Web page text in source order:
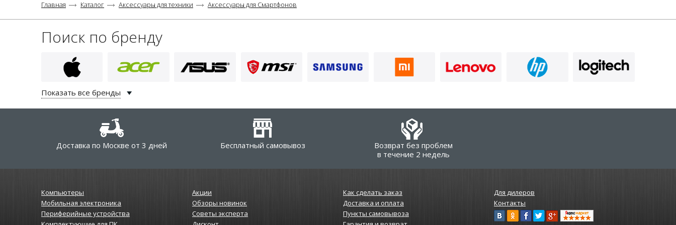
Главная Каталог Аксессуары для техники Аксессуары для Смартфонов
Поиск по бренду
Показать все бренды
Доставка по Москве от 3 дней Бесплатный самовывоз
Возврат без проблем
в течение 2 недель
Компьютеры
Мобильная электроника
Периферийные устройства
Акции
Обзоры новинок
Советы эксперта
Как сделать заказ
Доставка и оплата
Пункты самовывоза
Для дилеров
Контакты